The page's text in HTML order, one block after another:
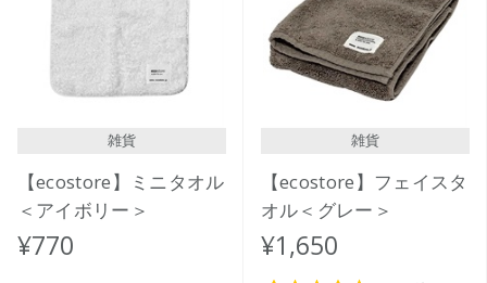
雑貨
【ecostore】ミニタオル
＜アイボリー＞
¥770
雑貨
【ecostore】フェイスタ
オル＜グレー＞
¥1,650